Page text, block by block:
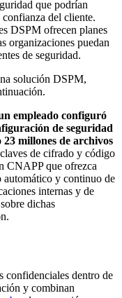
que podrían
del cliente.
DSPM ofrecen planes
organizaciones puedan
de seguridad.
solución DSPM,
empleado configuró
de seguridad
23 millones de archivos
de cifrado y código
CNAPP que ofrezca
automático y continuo de
internas y de
dichas
confidenciales dentro de
y combinan